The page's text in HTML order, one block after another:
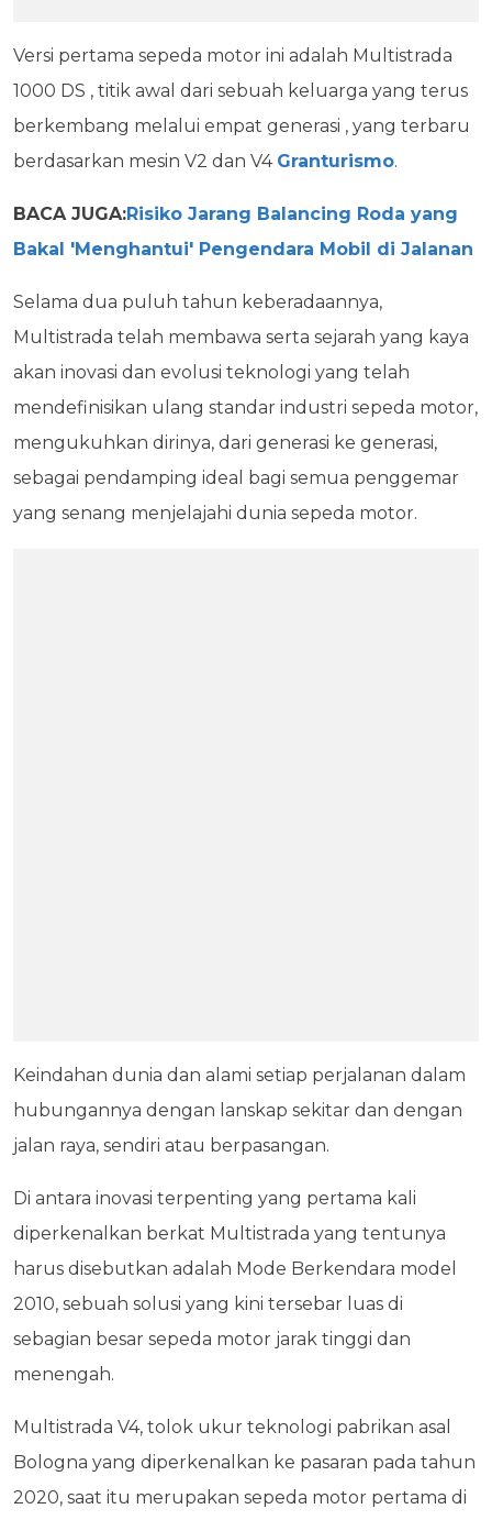
Versi pertama sepeda motor ini adalah Multistrada
1000 DS , titik awal dari sebuah keluarga yang terus
berkembang melalui empat generasi , yang terbaru
berdasarkan mesin V2 dan V4 Granturismo.
BACA JUGA:Risiko Jarang Balancing Roda yang
Bakal 'Menghantui' Pengendara Mobil di Jalanan
Selama dua puluh tahun keberadaannya,
Multistrada telah membawa serta sejarah yang kaya
akan inovasi dan evolusi teknologi yang telah
mendefinisikan ulang standar industri sepeda motor,
mengukuhkan dirinya, dari generasi ke generasi,
sebagai pendamping ideal bagi semua penggemar
yang senang menjelajahi dunia sepeda motor.
Keindahan dunia dan alami setiap perjalanan dalam
hubungannya dengan lanskap sekitar dan dengan
jalan raya, sendiri atau berpasangan.
Di antara inovasi terpenting yang pertama kali
diperkenalkan berkat Multistrada yang tentunya
harus disebutkan adalah Mode Berkendara model
2010, sebuah solusi yang kini tersebar luas di
sebagian besar sepeda motor jarak tinggi dan
menengah.
Multistrada V4, tolok ukur teknologi pabrikan asal
Bologna yang diperkenalkan ke pasaran pada tahun
2020, saat itu merupakan sepeda motor pertama di